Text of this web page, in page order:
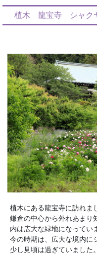
植木 龍宝寺 シャク
植木にある龍宝寺に訪れま
鎌倉の中心から外れあまり
内は広大な緑地になってい
今の時期は、広大な境内に
少し見頃は過ぎていました。